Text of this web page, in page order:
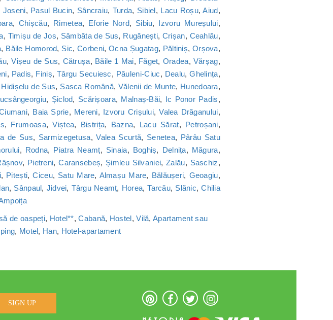
Joseni, Pasul Bucin, Sâncraiu, Turda, Sibiel, Lacu Roșu,Aiud,
, Chișcău, Rimetea, Eforie Nord, Sibiu, Izvoru Mureșului,
, Timișu de Jos, Sâmbăta de Sus, Rugănești, Crișan, Ceahlău,
, Băile Homorod, Sic,Corbeni, Ocna Șugatag, Păltiniș, Orșova,
,Vișeu de Sus, Cătrușa, Băile 1 Mai, Făget, Oradea, Vărșag,
, Padis, Finiș,Târgu Secuiesc, Păuleni-Ciuc, Dealu,Ghelința,
Hidișelu de Sus, Sasca Română, Vălenii de Munte, Hunedoara,
, Șiclod, Scărișoara, Malnaș-Băi, Ic Ponor Padis,
, Baia Sprie, Mereni, Izvoru Crișului,Valea Drăganului,
, Frumoasa,Viștea, Bistrița, Bazna, Lacu Sărat, Petroșani,
de Sus, Sarmizegetusa,Valea Scurtă, Senetea, Pârâu Satu
, Rodna, Piatra Neamț, Sinaia, Boghiș, Delnița, Măgura,
, Pietreni,Caransebeș, Șimleu Silvaniei,Zalău, Saschiz,
, Pitești,Ciceu, Satu Mare, Almașu Mare, Bălăușeri, Geoagiu,
, Sânpaul, Jidvei, Târgu Neamț, Horea,Tarcău, Slănic,Chilia
de oaspeți, Hotel**,Cabană, Hostel,Vilă,Apartament sau
, Motel, Han, Hotel-apartament
SIGN UP